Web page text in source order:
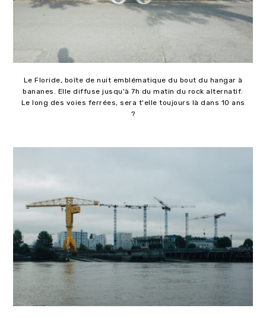
Le Floride, boîte de nuit emblématique du bout du hangar à
bananes. Elle diffuse jusqu'à 7h du matin du rock alternatif.
Le long des voies ferrées, sera t'elle toujours là dans 10 ans
?